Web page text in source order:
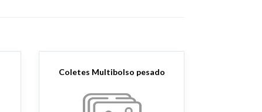
Coletes Multibolso pesado